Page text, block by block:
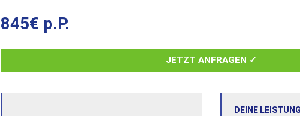
845€ p.P.
JETZT ANFRAGEN ✓
DEINE